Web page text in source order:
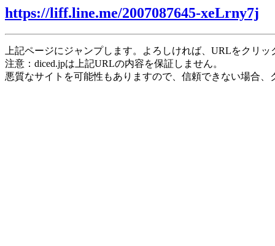
https://liff.line.me/2007087645-xeLrny7j
上記ページにジャンプします。よろしければ、URLをクリ
注意：diced.jpは上記URLの内容を保証しません。
悪質なサイトを可能性もありますので、信頼できない場合、